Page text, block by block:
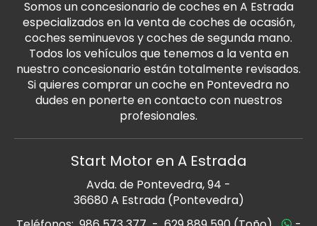
Somos un concesionario de coches en A Estrada
especializados en la venta de coches de ocasión,
coches seminuevos y coches de segunda mano.
Todos los vehículos que tenemos a la venta en
nuestro concesionario están totalmente revisados.
Si quieres comprar un coche en Pontevedra no
dudes en ponerte en contacto con nuestros
profesionales.
Start Motor en A Estrada
Avda. de Pontevedra, 94 -
36680 A Estrada (Pontevedra)